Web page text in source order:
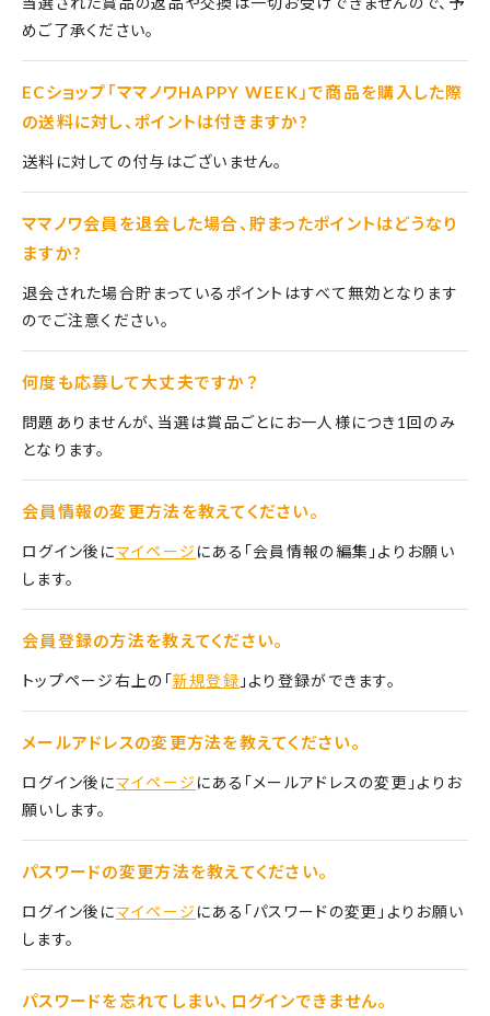
めご了承ください。
ECショップ「ママノワHAPPY WEEK」で商品を購入した際
の送料に対し、ポイントは付きますか?
送料に対しての付与はございません。
ママノワ会員を退会した場合、貯まったポイントはどうなり
ますか?
退会された場合貯まっているポイントはすべて無効となります
のでご注意ください。
何度も応募して大丈夫ですか？
問題ありませんが、当選は賞品ごとにお一人様につき1回のみ
となります。
会員情報の変更方法を教えてください。
ログイン後にマイページ にある「会員情報の編集」よりお願い
します。
会員登録の方法を教えてください。
トップページ右上の「新規登録 」より登録ができます。
メールアドレスの変更方法を教えてください。
ログイン後にマイページ にある「メールアドレスの変更」よりお
願いします。
パスワードの変更方法を教えてください。
ログイン後にマイページ にある「パスワードの変更」よりお願い
します。
パスワードを忘れてしまい、ログインできません。